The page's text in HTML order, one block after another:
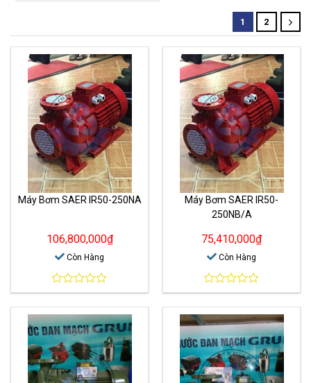
1 2
Máy Bơm SAER IR50-250NA
106,800,000₫
Còn Hàng
0
out
of
5
Máy Bơm SAER IR50-
250NB/A
75,410,000₫
Còn Hàng
0
out
of
5